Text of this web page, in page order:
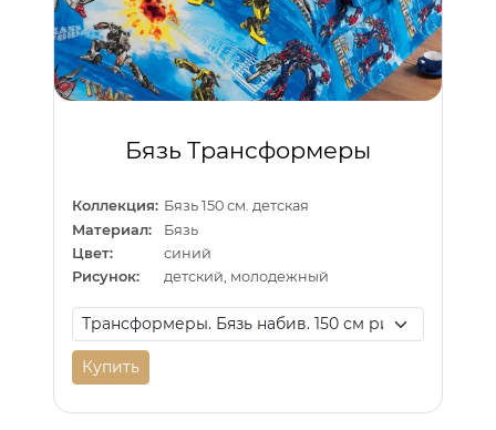
Бязь Трансформеры
Коллекция: Бязь 150 см. детская
Материал:
Бязь
Цвет:
синий
Рисунок:
детский, молодежный
Купить